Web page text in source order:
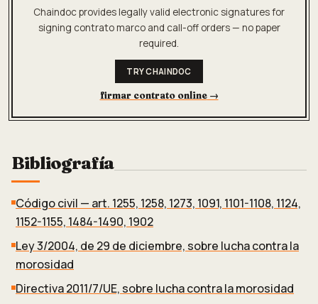
Chaindoc provides legally valid electronic signatures for
signing contrato marco and call-off orders — no paper
required.
TRY CHAINDOC
firmar contrato online→
Bibliografía
Código civil — art. 1255, 1258, 1273, 1091, 1101-1108, 1124,
1152-1155, 1484-1490, 1902
Ley 3/2004, de 29 de diciembre, sobre lucha contra la
morosidad
Directiva 2011/7/UE, sobre lucha contra la morosidad